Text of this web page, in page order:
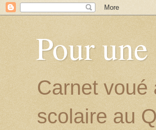
Pour
Carnet voué
scolaire au